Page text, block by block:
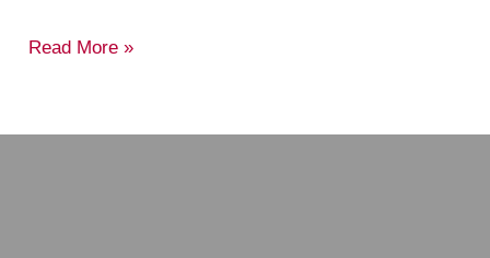
Read More »